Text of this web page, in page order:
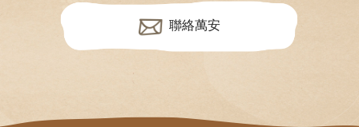
聯絡萬安